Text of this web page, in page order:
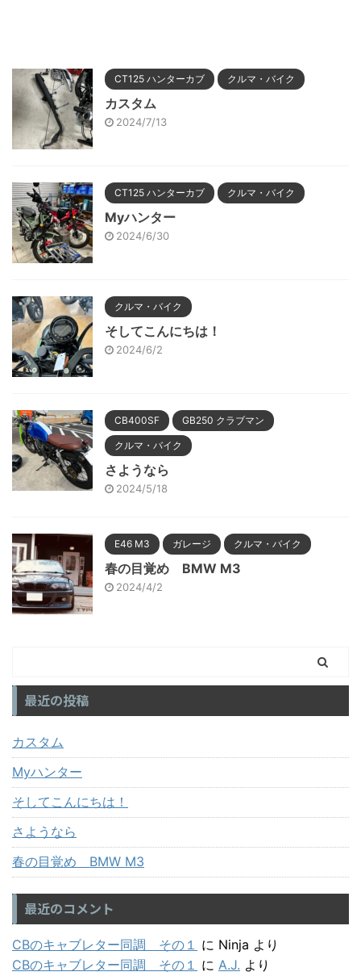
CT125 ハンターカブ クルマ・バイク
カスタム
2024/7/13
CT125 ハンターカブ クルマ・バイク
Myハンター
2024/6/30
クルマ・バイク
そしてこんにちは！
2024/6/2
CB400SF GB250 クラブマン
クルマ・バイク
さようなら
2024/5/18
E46 M3 ガレージ クルマ・バイク
春の目覚め BMW M3
2024/4/2
最近の投稿
カスタム
Myハンター
そしてこんにちは！
さようなら
春の目覚め BMW M3
最近のコメント
CBのキャブレター同調 その１ に Ninja より
CBのキャブレター同調 その１ に A.J. より